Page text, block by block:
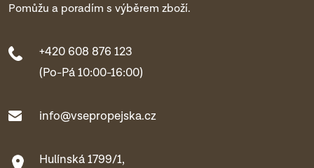
Pomůžu a poradím s výběrem zboží.
+420 608 876 123
(Po-Pá 10:00-16:00)
info@vsepropejska.cz
Hulínská 1799/1,